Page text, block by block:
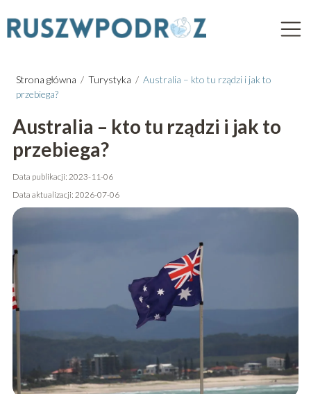
Strona główna / Turystyka / Australia – kto tu rządzi i jak to
przebiega?
Australia – kto tu rządzi i jak to
przebiega?
Data publikacji: 2023-11-06
Data aktualizacji: 2026-07-06